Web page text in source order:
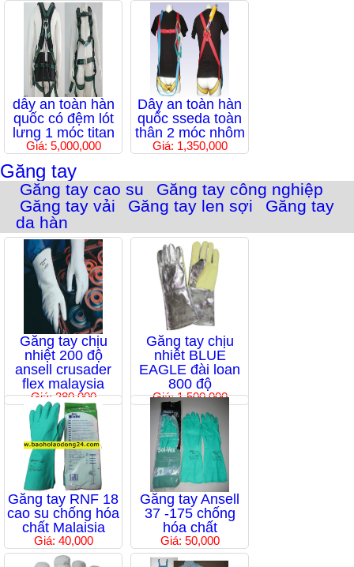
dây an toàn hàn
quốc có đệm lót
lưng 1 móc titan
Giá: 5,000,000
Dây an toàn hàn
quốc sseda toàn
thân 2 móc nhôm
Giá: 1,350,000
Găng tay
Găng tay cao su
Găng tay công nghiệp
Găng tay vải
Găng tay len sợi
Găng tay
da hàn
Găng tay chịu
nhiệt 200 độ
ansell crusader
flex malaysia
Giá: 280,000
Găng tay chịu
nhiêt BLUE
EAGLE đài loan
800 độ
Giá: 1,500,000
Găng tay RNF 18
cao su chống hóa
chất Malaisia
Giá: 40,000
Găng tay Ansell
37 -175 chống
hóa chất
Giá: 50,000